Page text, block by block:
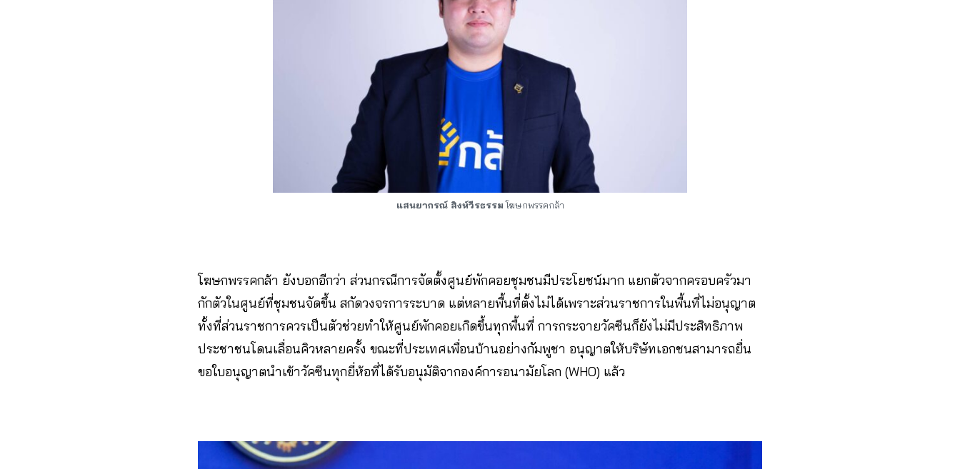
แสนยากรณ์ สิงห์วีรธรรมโฆษกพรรคกล้า
โฆษกพรรคกล้า ยังบอกอีกว่า ส่วนกรณีการจัดตั้งศูนย์พักคอยชุมชนมีประโยชน์มาก แยกตัวจากครอบครัวมา
กักตัวในศูนย์ที่ชุมชนจัดขึ้น สกัดวงจรการระบาด แต่หลายพื้นที่ตั้งไม่ได้เพราะส่วนราชการในพื้นที่ไม่อนุญาต
ทั้งที่ส่วนราชการควรเป็นตัวช่วยทำให้ศูนย์พักคอยเกิดขึ้นทุกพื้นที่ การกระจายวัคซีนก็ยังไม่มีประสิทธิภาพ
ประชาชนโดนเลื่อนคิวหลายครั้ง ขณะที่ประเทศเพื่อนบ้านอย่างกัมพูชา อนุญาตให้บริษัทเอกชนสามารถยื่น
ขอใบอนุญาตนำเข้าวัคซีนทุกยี่ห้อที่ได้รับอนุมัติจากองค์การอนามัยโลก (WHO) แล้ว